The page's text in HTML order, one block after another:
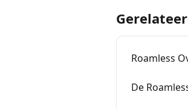
Roamless
De